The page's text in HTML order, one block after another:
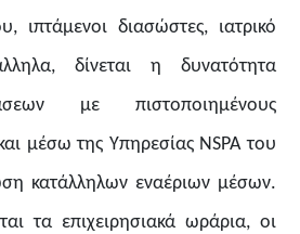
ιπτάμενοι διασώστες, ιατρικό
δίνεται η δυνατότητα
με πιστοποιημένους
μέσω της Υπηρεσίας NSPA του
κατάλληλων εναέριων μέσων.
τα επιχειρησιακά ωράρια, οι